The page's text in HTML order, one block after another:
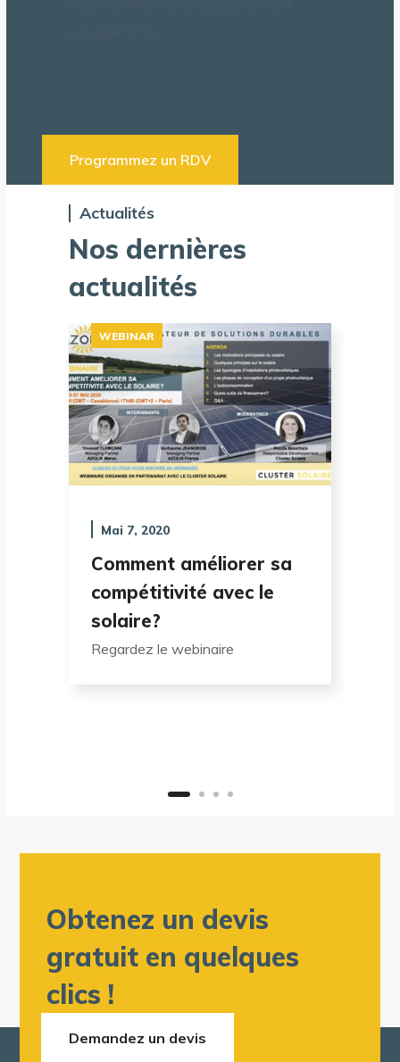
Programmez un RDV
Actualités
Nos dernières
actualités
WEBINAR
Mai 7, 2020
Comment améliorer sa
compétitivité avec le
solaire?
Regardez le webinaire
Obtenez un devis
gratuit en quelques
clics !
Demandez un devis